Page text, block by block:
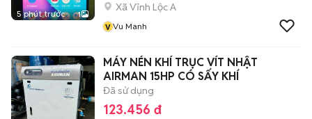
5 phút trước 1
Xã Vĩnh Lộc A
v Vu Manh
MÁY NÉN KHÍ TRỤC VÍT NHẬT
AIRMAN 15HP CÓ SẤY KHÍ
Đã sử dụng
123.456 đ